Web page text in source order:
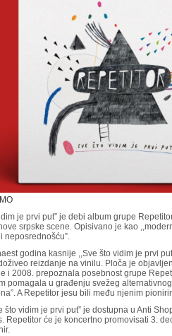
je prvi put” je debi album grupe
srpske scene. Opisivano je kao
neposrednošću”.
godina kasnije ,,Sve što vidim je prvi
reizdanje na vinilu. Ploča je
i 2008. prepoznala posebnost grupe
pomagala u građenju svežeg
A Repetitor jesu bili među njenim
što vidim je prvi put” je dostupna u Anti
Repetitor će je koncertno promovisati 3.